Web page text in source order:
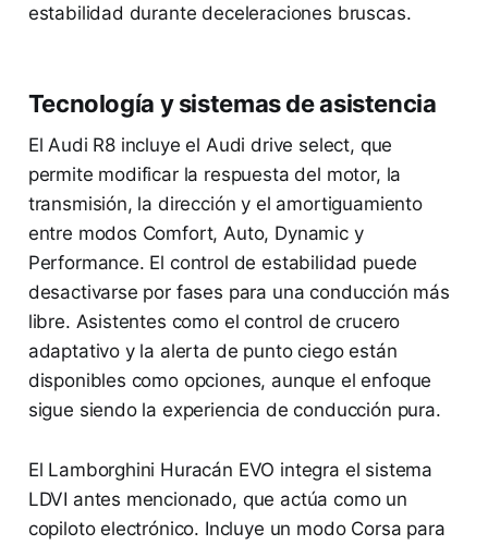
estabilidad durante deceleraciones bruscas.
Tecnología y sistemas de asistencia
El Audi R8 incluye el Audi drive select, que
permite modificar la respuesta del motor, la
transmisión, la dirección y el amortiguamiento
entre modos Comfort, Auto, Dynamic y
Performance. El control de estabilidad puede
desactivarse por fases para una conducción más
libre. Asistentes como el control de crucero
adaptativo y la alerta de punto ciego están
disponibles como opciones, aunque el enfoque
sigue siendo la experiencia de conducción pura.
El Lamborghini Huracán EVO integra el sistema
LDVI antes mencionado, que actúa como un
copiloto electrónico. Incluye un modo Corsa para